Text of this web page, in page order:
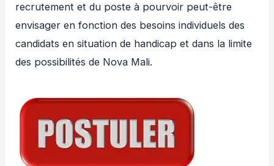
recrutement et du poste à pourvoir peut-être
envisager en fonction des besoins individuels des
candidats en situation de handicap et dans la limite
des possibilités de Nova Mali.